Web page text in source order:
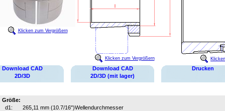
Klicken zum Vergrößern
Klicken zum Vergrößern
Download CAD
2D/3D
Download CAD
2D/3D (mit lager)
Drucken
Größe:
d1:
265,11 mm (10.7/16")Wellendurchmesser